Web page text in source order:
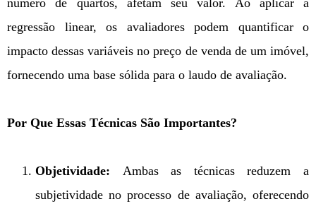
número de quartos, afetam seu valor. Ao aplicar a
regressão linear, os avaliadores podem quantificar o
impacto dessas variáveis no preço de venda de um imóvel,
fornecendo uma base sólida para o laudo de avaliação.
Por Que Essas Técnicas São Importantes?
Objetividade: Ambas as técnicas reduzem a
subjetividade no processo de avaliação, oferecendo